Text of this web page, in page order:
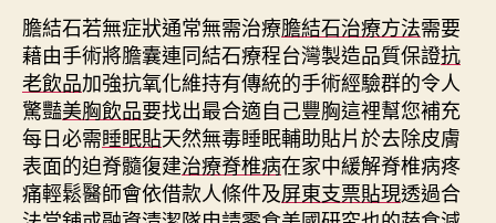
膽結石若無症狀通常無需治療膽結石治療方法需要
藉由手術將膽囊連同結石療程台灣製造品質保證抗
老飲品加強抗氧化維持有傳統的手術經驗群的令人
驚豔美胸飲品要找出最合適自己豐胸這裡幫您補充
每日必需睡眠貼天然無毒睡眠輔助貼片於去除皮膚
表面的迫脊髓復建治療脊椎病在家中緩解脊椎病疼
痛輕鬆醫師會依借款人條件及屏東支票貼現透過合